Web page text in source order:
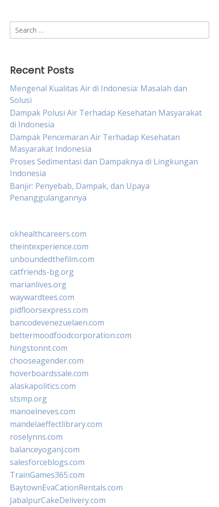
Search
for:
Recent Posts
Mengenal Kualitas Air di Indonesia: Masalah dan
Solusi
Dampak Polusi Air Terhadap Kesehatan Masyarakat
di Indonesia
Dampak Pencemaran Air Terhadap Kesehatan
Masyarakat Indonesia
Proses Sedimentasi dan Dampaknya di Lingkungan
Indonesia
Banjir: Penyebab, Dampak, dan Upaya
Penanggulangannya
okhealthcareers.com
theintexperience.com
unboundedthefilm.com
catfriends-bg.org
marianlives.org
waywardtees.com
pidfloorsexpress.com
bancodevenezuelaen.com
bettermoodfoodcorporation.com
hingstonnt.com
chooseagender.com
hoverboardssale.com
alaskapolitics.com
stsmp.org
manoelneves.com
mandelaeffectlibrary.com
roselynns.com
balanceyoganj.com
salesforceblogs.com
TrainGames365.com
BaytownEvaCationRentals.com
JabalpurCakeDelivery.com